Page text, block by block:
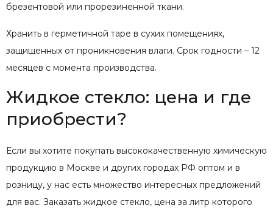
брезентовой или прорезиненной ткани.
Хранить в герметичной таре в сухих помещениях,
защищенных от проникновения влаги. Срок годности – 12
месяцев с момента производства.
Жидкое стекло: цена и где
приобрести?
Если вы хотите покупать высококачественную химическую
продукцию в Москве и других городах РФ оптом и в
розницу, у нас есть множество интересных предложений
для вас. Заказать жидкое стекло, цена за литр которого